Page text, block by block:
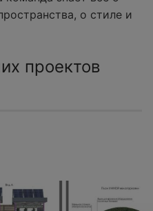
о стиле и
проектов